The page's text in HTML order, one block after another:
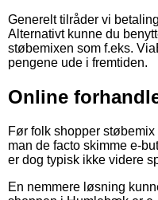
Generelt tilråder vi
Alternativt kunne du
støbemixen som f.eks.
pengene ude i fremtiden.
Online
Før folk shopper
man de facto skimme e-
er dog typisk ikke videre
En nemmere løsning